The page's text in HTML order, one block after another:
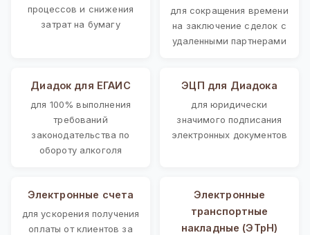
процессов и снижения
затрат на бумагу
для сокращения времени
на заключение сделок с
удаленными партнерами
Диадок для ЕГАИС
для 100% выполнения
требований
законодательства по
обороту алкоголя
ЭЦП для Диадока
для юридически
значимого подписания
электронных документов
Электронные счета
для ускорения получения
оплаты от клиентов за
Электронные
транспортные
накладные (ЭТрН)